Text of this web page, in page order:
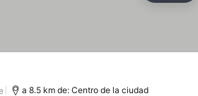
a 8.5 km de: Centro de la ciudad